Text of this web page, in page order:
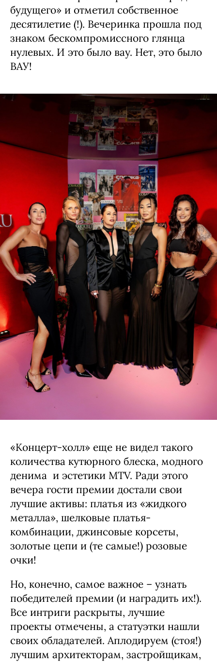
РЕПОРТАЖИ ПОДПИСАТЬСЯ
Назад в будущее
Сразу два масштабных повода,
вспышки фотокамер и
«Собака.ru» провел премию «Город
будущего» и отметил собственное
десятилетие (!). Вечеринка прошла под
знаком бескомпромиссного глянца
нулевых. И это было вау. Нет, это было
ВАУ!
«Концерт-холл» еще не видел такого
количества кутюрного блеска, модного
денима и эстетики MTV. Ради этого
вечера гости премии достали свои
лучшие активы: платья из «жидкого
металла», шелковые платья-
комбинации, джинсовые корсеты,
золотые цепи и (те самые!) розовые